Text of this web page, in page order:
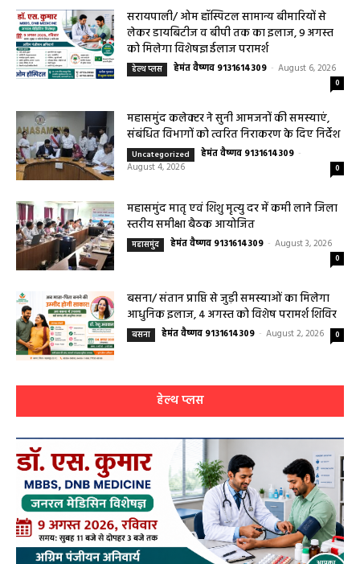
सरायपाली/ ओम हॉस्पिटल सामान्य बीमारियों से
लेकर डायबिटीज व बीपी तक का इलाज, 9 अगस्त
को मिलेगा विशेषज्ञ ईलाज परामर्श
हेल्थ प्लस हेमंत वैष्णव 9131614309 - August 6, 2026
0
महासमुंद कलेक्टर ने सुनी आमजनों की समस्याएं,
संबंधित विभागों को त्वरित निराकरण के दिए निर्देश
Uncategorized हेमंत वैष्णव 9131614309 -
August 4, 2026
0
महासमुंद मातृ एवं शिशु मृत्यु दर में कमी लाने जिला
स्तरीय समीक्षा बैठक आयोजित
महासमुंद हेमंत वैष्णव 9131614309 - August 3, 2026
0
बसना/ संतान प्राप्ति से जुड़ी समस्याओं का मिलेगा
आधुनिक इलाज, 4 अगस्त को विशेष परामर्श शिविर
बसना हेमंत वैष्णव 9131614309 - August 2, 2026 0
हेल्थ प्लस